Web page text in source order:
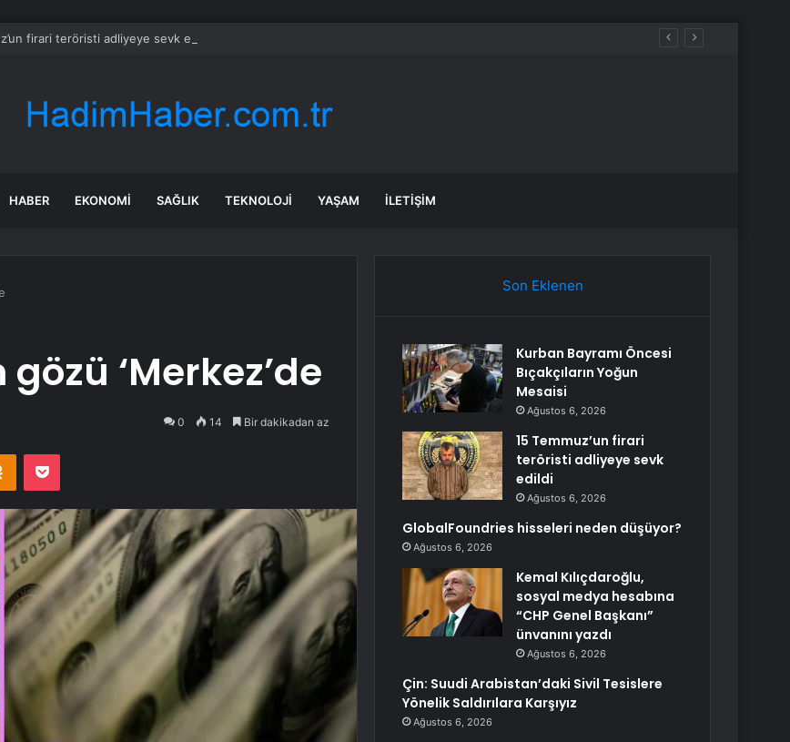
firari teröristi adliyeye sevk edildi
HABER EKONOMI SAĞLIK TEKNOLOJI YAŞAM İLETIŞIM
‘Merkez’de
0 14 Bir dakikadan az
Odnoklassniki
Pocket
Son Eklenen
Kurban Bayramı Öncesi
Bıçakçıların Yoğun
Mesaisi
Ağustos 6, 2026
15 Temmuz’un firari
teröristi adliyeye sevk
edildi
Ağustos 6, 2026
GlobalFoundries hisseleri neden düşüyor?
Ağustos 6, 2026
Kemal Kılıçdaroğlu,
sosyal medya hesabına
“CHP Genel Başkanı”
ünvanını yazdı
Ağustos 6, 2026
Çin: Suudi Arabistan’daki Sivil Tesislere
Yönelik Saldırılara Karşıyız
Ağustos 6, 2026